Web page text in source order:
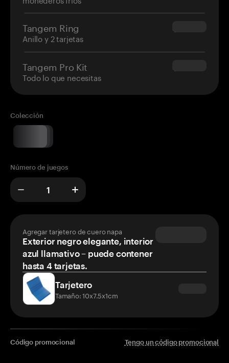
Tangem Ring
Anillo y 2 tarjetas
$160.00
Tangem Pro Kit
Todo lo que necesitas
$180.00
Colección
Número de juegos
Agregar tarjetero de cuero napa
Exterior negro elegante, interior
azul llamativo – puede contener
hasta 4 tarjetas.
Tarjetero
Tamaño: 10x7.5x1cm
Código promocional Tengo un código promocional